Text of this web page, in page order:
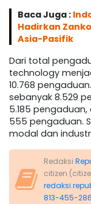
Baca Juga :
Hadirkan
Asia-Pasifik
Dari total
technology
10.768
sebanyak 8.529
5.185
555 pengaduan.
modal dan
Redaksi
citizen
813-455-